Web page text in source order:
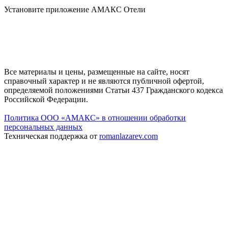
Установите приложение АМАКС Отели
Все материалы и цены, размещенные на сайте, носят
справочный характер и не являются публичной офертой,
определяемой положениями Статьи 437 Гражданского кодекса
Российской Федерации.
Политика ООО «АМАКС» в отношении обработки
персональных данных
Техническая поддержка от romanlazarev.com